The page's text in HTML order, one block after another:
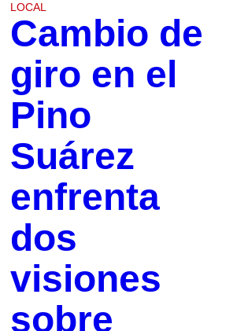
LOCAL
Cambio de
giro en el
Pino
Suárez
enfrenta
dos
visiones
sobre